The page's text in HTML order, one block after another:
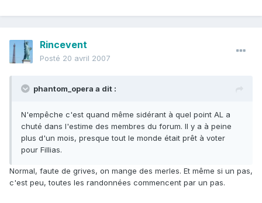
Rincevent
Posté 20 avril 2007
phantom_opera a dit :
N'empêche c'est quand même sidérant à quel point AL a
chuté dans l'estime des membres du forum. Il y a à peine
plus d'un mois, presque tout le monde était prêt à voter
pour Fillias.
Normal, faute de grives, on mange des merles. Et même si un pas,
c'est peu, toutes les randonnées commencent par un pas.